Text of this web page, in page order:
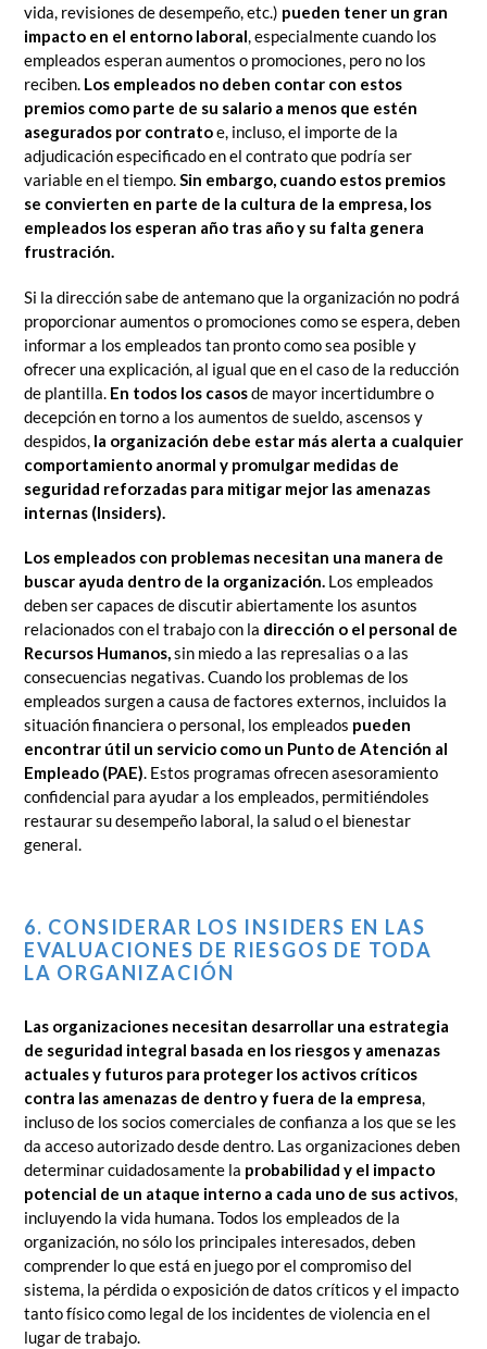
vida, revisiones de desempeño, etc.) pueden tener un gran
impacto en el entorno laboral, especialmente cuando los
empleados esperan aumentos o promociones, pero no los
reciben. Los empleados no deben contar con estos
premios como parte de su salario a menos que estén
asegurados por contratoe, incluso, el importe de la
adjudicación especificado en el contrato que podría ser
variable en el tiempo.Sin embargo, cuando estos premios
se convierten en parte de la cultura de la empresa, los
empleados los esperan año tras año y su falta genera
frustración.
Si la dirección sabe de antemano que la organización no podrá
proporcionar aumentos o promociones como se espera, deben
informar a los empleados tan pronto como sea posible y
ofrecer una explicación, al igual que en el caso de la reducción
de plantilla. En todos los casosde mayor incertidumbre o
decepción en torno a los aumentos de sueldo, ascensos y
despidos, la organización debe estar más alerta a cualquier
comportamiento anormal y promulgar medidas de
seguridad reforzadas para mitigar mejor las amenazas
internas (Insiders).
Los empleados con problemas necesitan una manera de
buscar ayuda dentro de la organización. Los empleados
deben ser capaces de discutir abiertamente los asuntos
relacionados con el trabajo con la dirección o el personal de
Recursos Humanos,sin miedo a las represalias o a las
consecuencias negativas. Cuando los problemas de los
empleados surgen a causa de factores externos, incluidos la
situación financiera o personal, los empleados pueden
encontrar útil un servicio como un Punto de Atención al
Empleado (PAE). Estos programas ofrecen asesoramiento
confidencial para ayudar a los empleados, permitiéndoles
restaurar su desempeño laboral, la salud o el bienestar
general.
6. CONSIDERAR LOS INSIDERS EN LAS
EVALUACIONES DE RIESGOS DE TODA
LA ORGANIZACIÓN
Las organizaciones necesitan desarrollar una estrategia
de seguridad integral basada en los riesgos y amenazas
actuales y futuros para proteger los activos críticos
contra las amenazas de dentro y fuera de la empresa,
incluso de los socios comerciales de confianza a los que se les
da acceso autorizado desde dentro. Las organizaciones deben
determinar cuidadosamente la probabilidad y el impacto
potencial de un ataque interno a cada uno de sus activos,
incluyendo la vida humana. Todos los empleados de la
organización, no sólo los principales interesados, deben
comprender lo que está en juego por el compromiso del
sistema, la pérdida o exposición de datos críticos y el impacto
tanto físico como legal de los incidentes de violencia en el
lugar de trabajo.